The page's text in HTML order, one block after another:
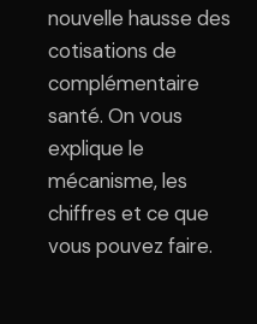
nouvelle hausse des
cotisations de
complémentaire
santé. On vous
explique le
mécanisme, les
chiffres et ce que
vous pouvez faire.